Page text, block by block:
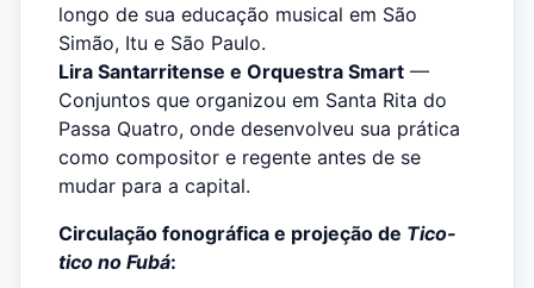
longo de sua educação musical em São
Simão, Itu e São Paulo.
Lira Santarritense e Orquestra Smart —
Conjuntos que organizou em Santa Rita do
Passa Quatro, onde desenvolveu sua prática
como compositor e regente antes de se
mudar para a capital.
Circulação fonográfica e projeção de Tico-
tico no Fubá: